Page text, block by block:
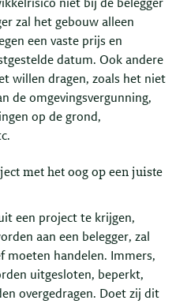
niet bij de belegger
zal het gebouw alleen
een vaste prijs en
datum. Ook andere
willen dragen, zoals het niet
de omgevingsvergunning,
op de grond,
met het oog op een juiste
een project te krijgen,
aan een belegger, zal
moeten handelen. Immers,
uitgesloten, beperkt,
overgedragen. Doet zij dit